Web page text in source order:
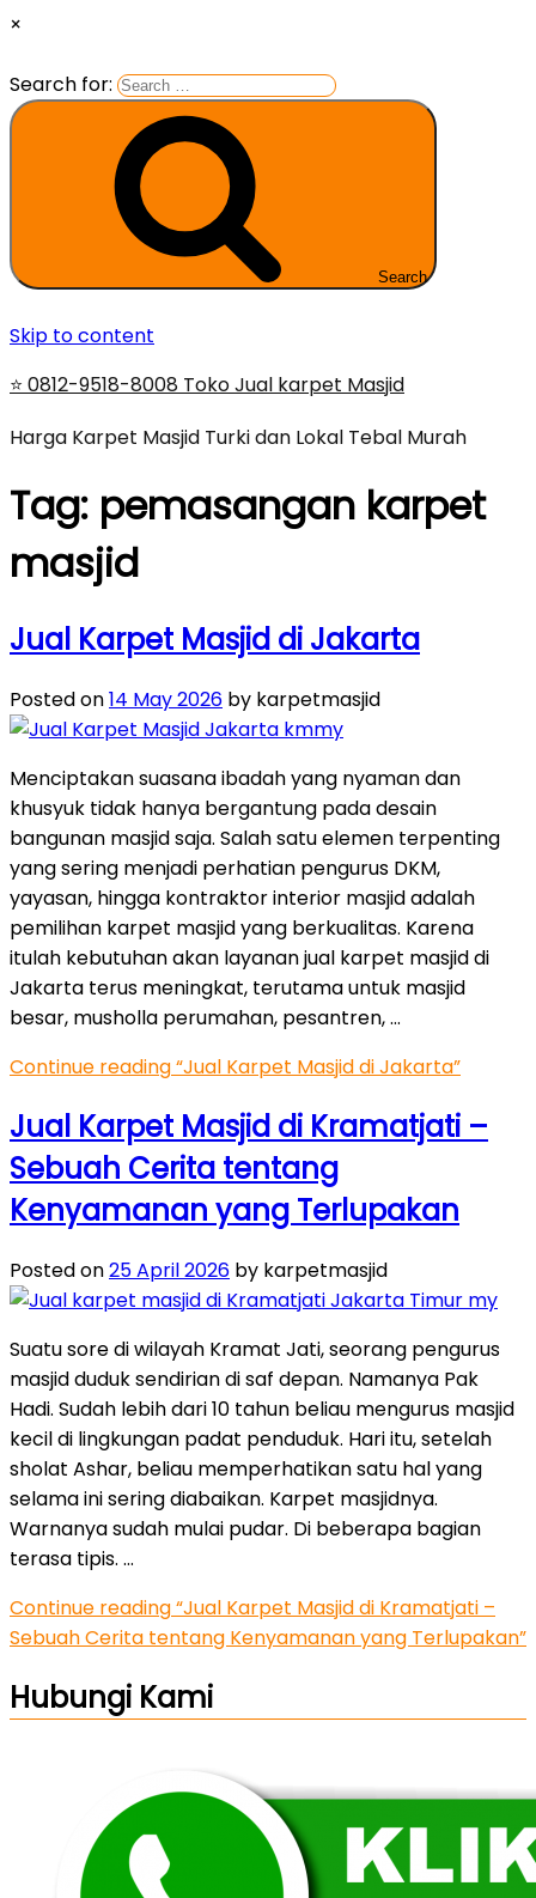
×
Search for:
Search
Skip to content
⭐ 0812-9518-8008 Toko Jual karpet Masjid
Harga Karpet Masjid Turki dan Lokal Tebal Murah
Tag: pemasangan karpet
masjid
Jual Karpet Masjid di Jakarta
Posted on14 May 2026 by karpetmasjid
Menciptakan suasana ibadah yang nyaman dan
khusyuk tidak hanya bergantung pada desain
bangunan masjid saja. Salah satu elemen terpenting
yang sering menjadi perhatian pengurus DKM,
yayasan, hingga kontraktor interior masjid adalah
pemilihan karpet masjid yang berkualitas. Karena
itulah kebutuhan akan layanan jual karpet masjid di
Jakarta terus meningkat, terutama untuk masjid
besar, musholla perumahan, pesantren, …
Continue reading“Jual Karpet Masjid di Jakarta”
Jual Karpet Masjid di Kramatjati –
Sebuah Cerita tentang
Kenyamanan yang Terlupakan
Posted on25 April 2026 by karpetmasjid
Suatu sore di wilayah Kramat Jati, seorang pengurus
masjid duduk sendirian di saf depan. Namanya Pak
Hadi. Sudah lebih dari 10 tahun beliau mengurus masjid
kecil di lingkungan padat penduduk. Hari itu, setelah
sholat Ashar, beliau memperhatikan satu hal yang
selama ini sering diabaikan. Karpet masjidnya.
Warnanya sudah mulai pudar. Di beberapa bagian
terasa tipis. …
Continue reading“Jual Karpet Masjid di Kramatjati –
Sebuah Cerita tentang Kenyamanan yang Terlupakan”
Hubungi Kami